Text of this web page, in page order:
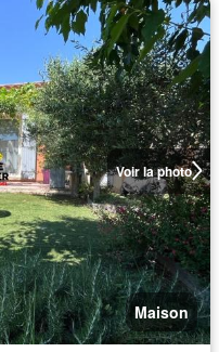
Voir la photo
Maison